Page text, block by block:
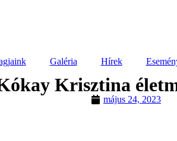
Galéria Hírek
Krisztina
május 24, 2023